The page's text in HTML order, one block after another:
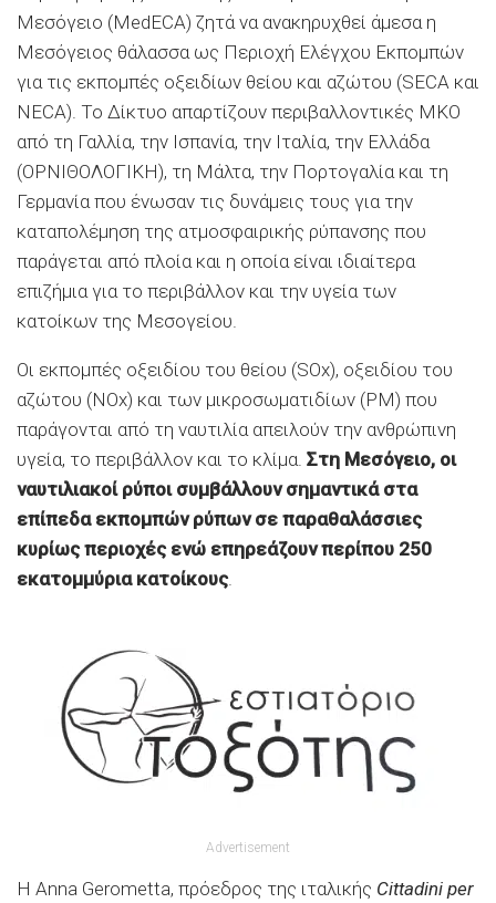
Μεσόγειο (MedECA) ζητά να ανακηρυχθεί άμεσα η
Μεσόγειος θάλασσα ως Περιοχή Ελέγχου Εκπομπών
για τις εκπομπές οξειδίων θείου και αζώτου (SECA και
NECA). Το Δίκτυο απαρτίζουν περιβαλλοντικές ΜΚΟ
από τη Γαλλία, την Ισπανία, την Ιταλία, την Ελλάδα
(ΟΡΝΙΘΟΛΟΓΙΚΗ), τη Μάλτα, την Πορτογαλία και τη
Γερμανία που ένωσαν τις δυνάμεις τους για την
καταπολέμηση της ατμοσφαιρικής ρύπανσης που
παράγεται από πλοία και η οποία είναι ιδιαίτερα
επιζήμια για το περιβάλλον και την υγεία των
κατοίκων της Μεσογείου.
Οι εκπομπές οξειδίου του θείου (SOx), οξειδίου του
αζώτου (NOx) και των μικροσωματιδίων (PM) που
παράγονται από τη ναυτιλία απειλούν την ανθρώπινη
υγεία, το περιβάλλον και το κλίμα. Στη Μεσόγειο, οι
ναυτιλιακοί ρύποι συμβάλλουν σημαντικά στα
επίπεδα εκπομπών ρύπων σε παραθαλάσσιες
κυρίως περιοχές ενώ επηρεάζουν περίπου 250
εκατομμύρια κατοίκους.
Advertisement
Η Anna Gerometta, πρόεδρος της ιταλικής Cittadini per